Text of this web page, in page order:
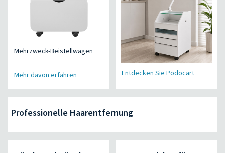
Mehrzweck-Beistellwagen
Mehr davon erfahren Entdecken Sie Podocart
Professionelle Haarentfernung